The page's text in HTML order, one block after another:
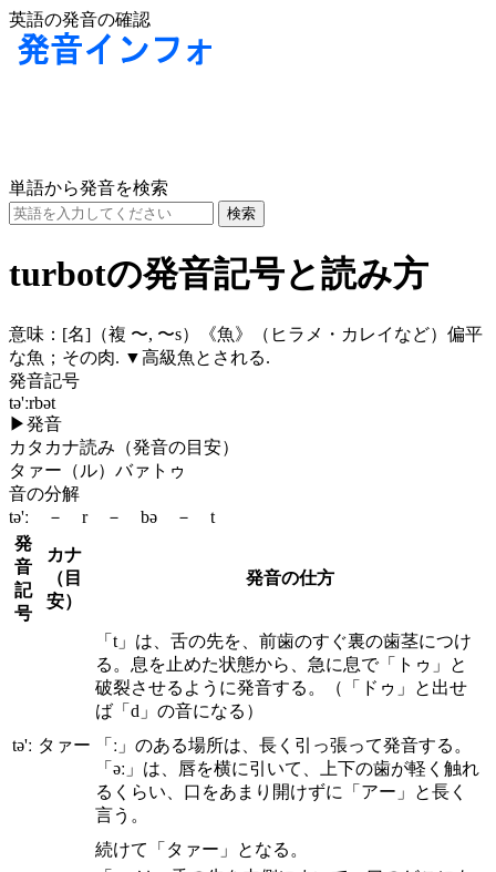
英語の発音の確認
単語から発音を検索
turbotの発音記号と読み方
意味： [名] （複 〜, 〜s）《魚》（ヒラメ・カレイなど）偏平
な魚；その肉. ▼高級魚とされる.
発音記号
tə'ːrbət
▶発音
カタカナ読み（発音の目安）
タァー（ル）バァトゥ
音の分解
tə'ː － r － bə － t
発
音
記
号
カナ
（目
安）
発音の仕方
tə'ː タァー
「t」は、舌の先を、前歯のすぐ裏の歯茎につけ
る。息を止めた状態から、急に息で「トゥ」と
破裂させるように発音する。（「ドゥ」と出せ
ば「d」の音になる）
「ː」のある場所は、長く引っ張って発音する。
「əː」は、唇を横に引いて、上下の歯が軽く触れ
るくらい、口をあまり開けずに「アー」と長く
言う。
続けて「タァー」となる。